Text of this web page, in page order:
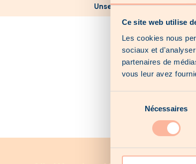
Ce site web utilise
Les cookies nous
sociaux et
partenaires de
vous leur avez
consentement
Nécessaires
Unsere lokalen Angebote